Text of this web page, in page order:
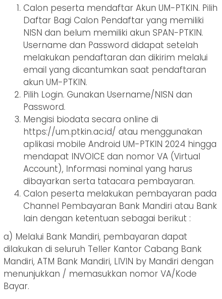
Calon peserta mendaftar Akun UM-PTKIN. Pilih
Daftar Bagi Calon Pendaftar yang memiliki
NISN dan belum memiliki akun SPAN-PTKIN.
Username dan Password didapat setelah
melakukan pendaftaran dan dikirim melalui
email yang dicantumkan saat pendaftaran
akun UM-PTKIN.
Pilih Login. Gunakan Username/NISN dan
Password.
Mengisi biodata secara online di
https://um.ptkin.ac.id/ atau menggunakan
aplikasi mobile Android UM-PTKIN 2024 hingga
mendapat INVOICE dan nomor VA (Virtual
Account), Informasi nominal yang harus
dibayarkan serta tatacara pembayaran.
Calon peserta melakukan pembayaran pada
Channel Pembayaran Bank Mandiri atau Bank
lain dengan ketentuan sebagai berikut :
a) Melalui Bank Mandiri, pembayaran dapat
dilakukan di seluruh Teller Kantor Cabang Bank
Mandiri, ATM Bank Mandiri, LIVIN by Mandiri dengan
menunjukkan / memasukkan nomor VA/Kode
Bayar.